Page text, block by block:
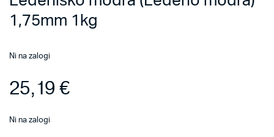
1,75mm 1kg
Ni na zalogi
25,19€
Ni na zalogi